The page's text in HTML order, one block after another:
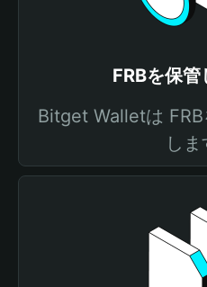
FRBを保管
Bitget Walletは
しま